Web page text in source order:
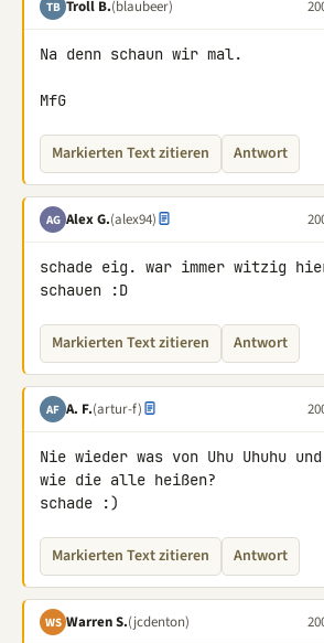
TB Troll B.(blaubeer)
Na denn schaun wir mal.
MfG
Markierten Text zitieren Antwort
AG Alex G.(alex94)
schade eig. war immer witzig
schauen :D
Markierten Text zitieren Antwort
AF A. F.(artur-f)
Nie wieder was von Uhu Uhuhu
wie die alle heißen?
schade :)
Markierten Text zitieren Antwort
WS Warren S.(jcdenton)